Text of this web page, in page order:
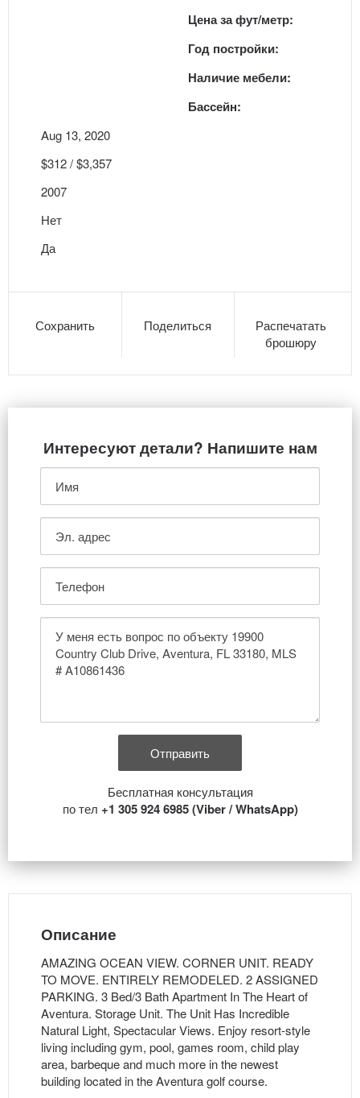
Цена за фут/метр:
Год постройки:
Наличие мебели:
Бассейн:
Aug 13, 2020
$312 / $3,357
2007
Нет
Да
Сохранить Поделиться
Распечатать
брошюру
Интересуют детали? Напишите нам
Бесплатная консультация
по тел +1 305 924 6985 (Viber / WhatsApp)
Описание
AMAZING OCEAN VIEW. CORNER UNIT. READY
TO MOVE. ENTIRELY REMODELED. 2 ASSIGNED
PARKING. 3 Bed/3 Bath Apartment In The Heart of
Aventura. Storage Unit. The Unit Has Incredible
Natural Light, Spectacular Views. Enjoy resort-style
living including gym, pool, games room, child play
area, barbeque and much more in the newest
building located in the Aventura golf course.